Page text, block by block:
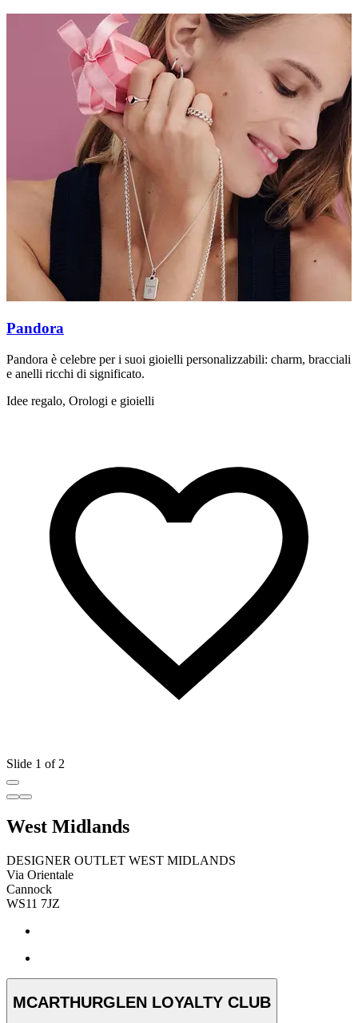
Pandora
Pandora è celebre per i suoi gioielli personalizzabili: charm, bracciali
e anelli ricchi di significato.
Idee regalo, Orologi e gioielli
Slide 1 of 2
West Midlands
DESIGNER OUTLET WEST MIDLANDS
Via Orientale
Cannock
WS11 7JZ
MCARTHURGLEN LOYALTY CLUB